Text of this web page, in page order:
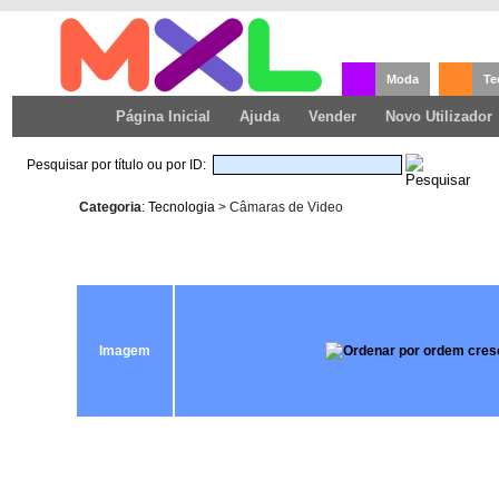
Moda
Página Inicial Ajuda Vender Novo Utilizador
Pesquisar por título ou por ID:
Categoria: Tecnologia> Câmaras de Video
Imagem